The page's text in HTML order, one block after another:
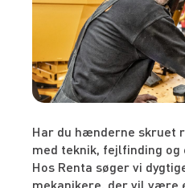
Har du hænderne skruet
med teknik, fejlfinding
Hos Renta søger vi